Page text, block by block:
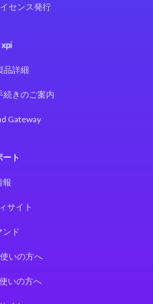
センス発行
品詳細
続きのご案内
Gateway
ート
報
サイト
ンド
いの方へ
いの方へ